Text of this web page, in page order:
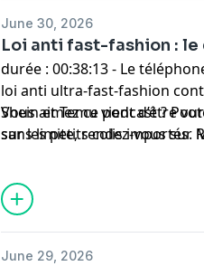
June 30, 2026
Loi anti fast-fashion :
durée : 00:38:13 - Le
loi anti ultra-fast-fashion
Shein et Temu vient d’être
sur les petits colis importés.
permettront-elles de lutter
Vous aimez ce podcast ?
sans limite, rendez-vous sur
June 29, 2026